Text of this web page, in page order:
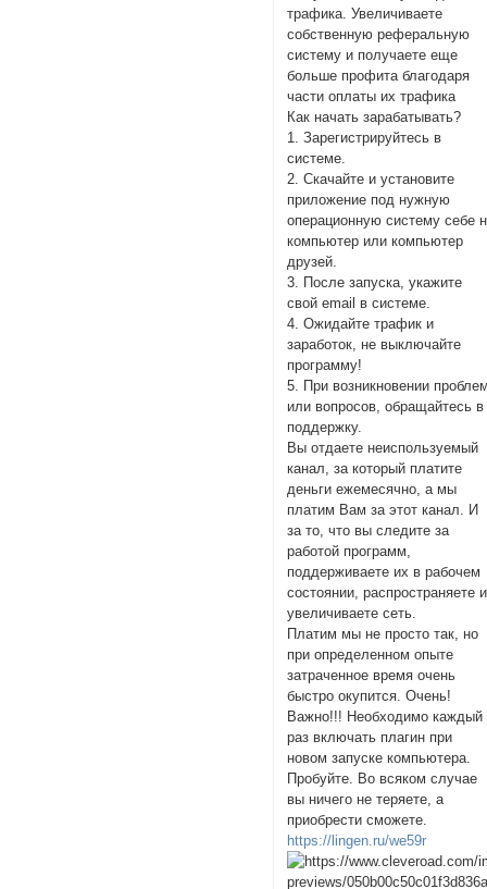
трафика. Увеличиваете
собственную реферальную
систему и получаете еще
больше профита благодаря
части оплаты их трафика
Как начать зарабатывать?
1. Зарегистрируйтесь в
системе.
2. Скачайте и установите
приложение под нужную
операционную систему себе
компьютер или компьютер
друзей.
3. После запуска, укажите
свой email в системе.
4. Ожидайте трафик и
заработок, не выключайте
программу!
5. При возникновении
или вопросов, обращайтесь в
поддержку.
Вы отдаете неиспользуемый
канал, за который платите
деньги ежемесячно, а мы
платим Вам за этот канал. И
за то, что вы следите за
работой программ,
поддерживаете их в рабочем
состоянии, распространяете и
увеличиваете сеть.
Платим мы не просто так, но
при определенном опыте
затраченное время очень
быстро окупится. Очень!
Важно!!! Необходимо каждый
раз включать плагин при
новом запуске компьютера.
Пробуйте. Во всяком случае
вы ничего не теряете, а
приобрести сможете.
https://lingen.ru/we59r